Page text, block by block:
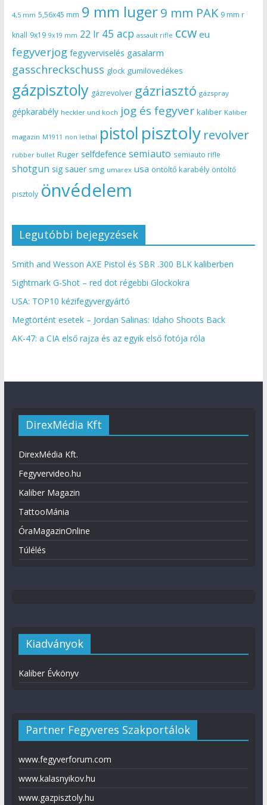
4,5 mm 5,56x45 mm 9 mm luger9 mm PAK 9 mm r
knall 9x19 9x19 mm 22 lr 45 acp assault rifle ccw eu
fegyverjog fegyverviselés gasalarm
gasschreckschuss glock gumilövedékes
gázpisztoly gázrevolver gázriasztó gázspray
gépkarabély heckler und koch jog és fegyver kaliber Kaliber
magazin M1911 non lethal pistol pisztoly revolver
rubber bullet Ruger selfdefence semiauto semiauto rifle
shotgun sig sauer smg umarex usa öntöltő karabély öntöltő
pisztoly önvédelem
Legutóbbi bejegyzések
Smith and Wesson AXE Pistol és SBR .300 BLK kaliberben
Sightmark G-Shot – red dot régebbi Glockokra
USA: TOP10 kézifegyvergyártó
Megtörtént esetek – Jordan Salinas: Idaho Shoots Back
AK-47: a CIA első rajza és az egyik első fotója róla
DirexMédia Kft
DirexMédia Kft.
Fegyvervideo.hu
Kaliber Magazin
TattooMánia
ÓraMagazinOnline
Túlélés
Kiadványok
Kaliber Évkönyv
Partner Fegyveres Szakportálok
www.fegyverforum.com
www.kalasnyikov.hu
www.gazpisztoly.hu